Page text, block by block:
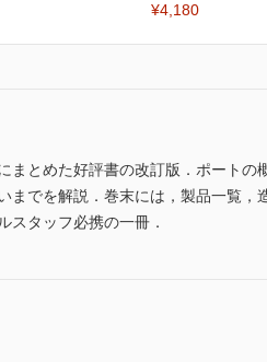
¥4,180
とめた好評書の改訂版．ポートの
でを解説．巻末には，製品一覧，
スタッフ必携の一冊．